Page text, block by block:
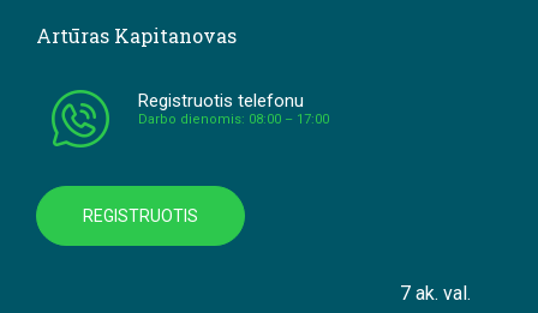
Artūras Kapitanovas
Registruotis telefonu
Darbo dienomis: 08:00 – 17:00
REGISTRUOTIS
7 ak. val.